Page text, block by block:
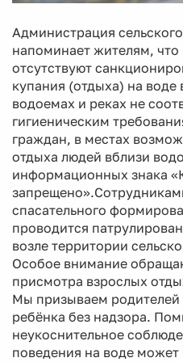
Администрация
напоминает жителям,
отсутствуют
купания (отдыха) на воде
водоемах и реках не
гигиеническим
граждан, в местах
отдыха людей вблизи
информационных знака
спасательного
проводится
возле территории
Особое внимание
присмотра взрослых
Мы призываем родителей
ребёнка без надзора.
неукоснительное
поведения на воде может